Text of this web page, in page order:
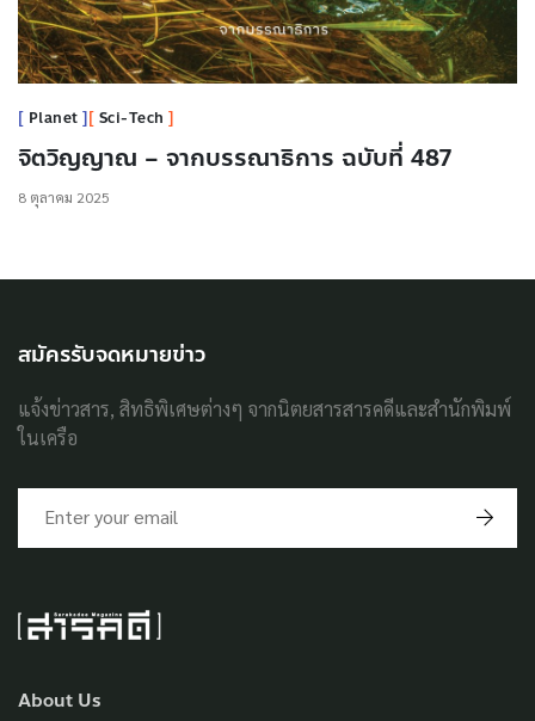
Planet Sci-Tech
จิตวิญญาณ – จากบรรณาธิการ ฉบับที่ 487
8 ตุลาคม 2025
About Us
สมัครรับจดหมายข่าว
แจ้งข่าวสาร, สิทธิพิเศษต่างๆ จากนิตยสารสารคดีและสำนักพิมพ์
ในเครือ